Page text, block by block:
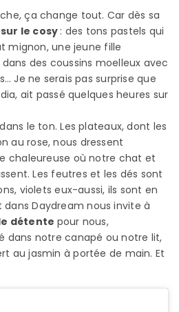
ça change tout. Car dès sa
le cosy : des tons pastels qui
mignon, une jeune fille
des coussins moelleux avec
Je ne serais pas surprise que
ait passé quelques heures sur
le ton. Les plateaux, dont les
au rose, nous dressent
chaleureuse où notre chat et
Les feutres et les dés sont
violets eux-aussi, ils sont en
Daydream nous invite à
détente pour nous,
dans notre canapé ou notre lit,
au jasmin à portée de main. Et